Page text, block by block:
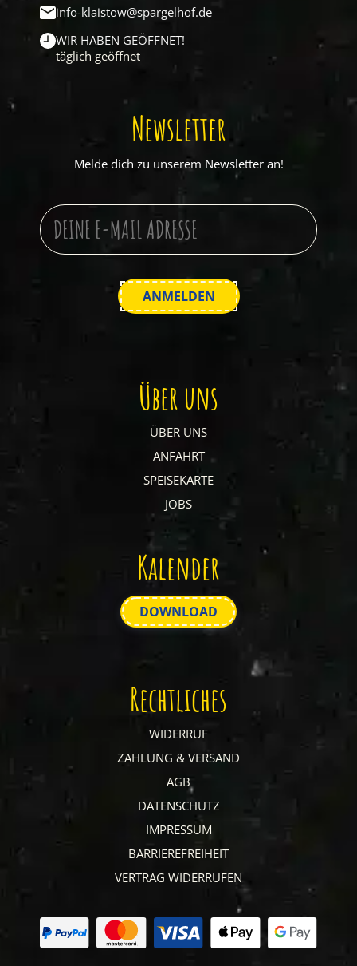
info-klaistow@spargelhof.de
WIR HABEN GEÖFFNET!
täglich geöffnet
Newsletter
Melde dich zu unserem Newsletter an!
Über uns
ÜBER UNS
ANFAHRT
SPEISEKARTE
JOBS
Kalender
DOWNLOAD
Rechtliches
WIDERRUF
ZAHLUNG & VERSAND
AGB
DATENSCHUTZ
IMPRESSUM
BARRIEREFREIHEIT
VERTRAG WIDERRUFEN